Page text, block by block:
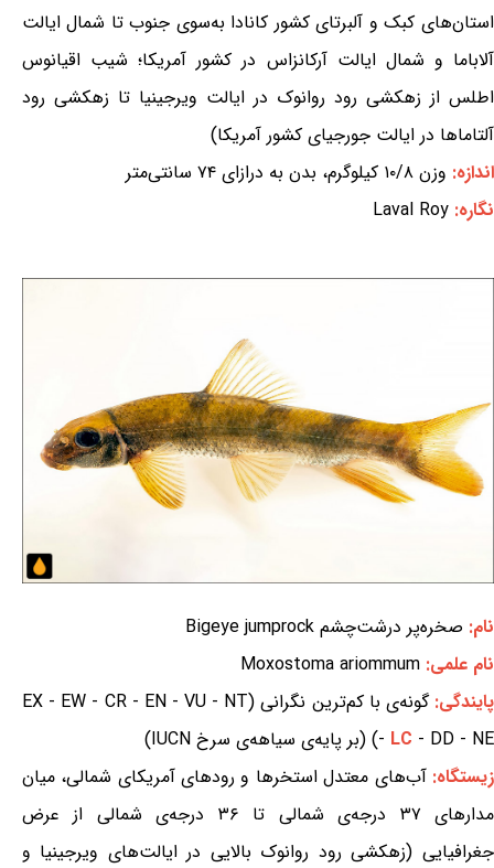
استان‌های کبک و آلبرتای کشور کانادا به‌سوی جنوب تا شمال ایالت
آلاباما و شمال ایالت آرکانزاس در کشور آمریکا؛ شیب اقیانوس
اطلس از زهکشی رود روانوک در ایالت ویرجینیا تا زهکشی رود
آلتاماها در ایالت جورجیای کشور آمریکا)
اندازه: وزن ۱۰/۸ کیلوگرم، بدن به درازای ۷۴ سانتی‌متر
نگاره: Laval Roy
نام: صخره‌پر درشت‌چشم Bigeye jumprock
نام علمی: Moxostoma ariommum
پایندگی:
گونه‌ی با کم‌ترین نگرانی (EX - EW - CR - EN - VU - NT
- LC - DD - NE) (بر پایه‌ی سیاهه‌ی سرخ IUCN)
زیستگاه:آب‌های معتدل استخرها و رودهای آمریکای شمالی، میان
مدارهای ۳۷ درجه‌ی شمالی تا ۳۶ درجه‌ی شمالی از عرض
جغرافیایی (زهکشی رود روانوک بالایی در ایالت‌های ویرجینیا و